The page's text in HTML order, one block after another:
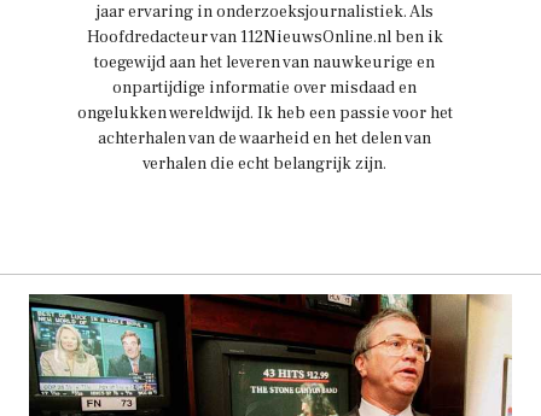
jaar ervaring in onderzoeksjournalistiek. Als
Hoofdredacteur van 112NieuwsOnline.nl ben ik
toegewijd aan het leveren van nauwkeurige en
onpartijdige informatie over misdaad en
ongelukken wereldwijd. Ik heb een passie voor het
achterhalen van de waarheid en het delen van
verhalen die echt belangrijk zijn.